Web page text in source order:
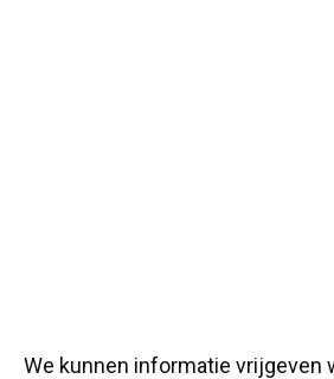
We kunnen informatie vrijgeven